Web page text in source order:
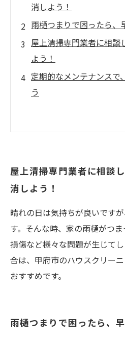
消しよう！
雨樋つまりで困ったら、
屋上清掃専門業者に相談
よう！
定期的なメンテナンスで
う
屋上清掃専門業者に相談
消しよう！
晴れの日は気持ちが良いです
す。そんな時、家の雨樋がつ
損傷など様々な問題が生じて
合は、甲府市のハウスクリー
おすすめです。
雨樋つまりで困ったら、